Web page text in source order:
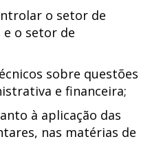
o setor de
e o setor de
sobre questões
e financeira;
à aplicação das
nas matérias de